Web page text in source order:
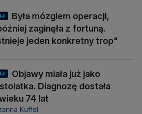
Była mózgiem operacji,
zaginęła z fortuną.
jeden konkretny trop"
Objawy miała już jako
Diagnozę dostała
74 lat
Kuffel